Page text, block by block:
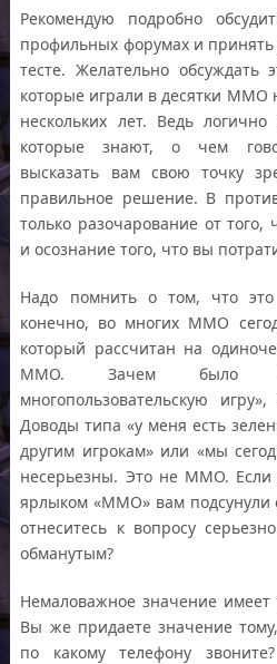
Рекомендую подробно
профильных форумах и принять
тесте. Желательно
которые играли в десятки ММО
нескольких лет. Ведь
которые знают, о чем
высказать вам свою точку
правильное решение. В
только разочарование от
и осознание того, что вы
Надо помнить о том, что это
конечно, во многих ММО
который рассчитан на
ММО. Зачем было
многопользовательскую
Доводы типа «у меня есть
другим игрокам» или «мы
несерьезны. Это не ММО.
ярлыком «ММО» вам подсунули
отнеситесь к вопросу
обманутым?
Немаловажное значение
Вы же придаете значение
по какому телефону